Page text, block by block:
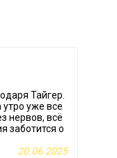
Тайгер.
уже все
нервов, всё
заботится о
20.06.2025